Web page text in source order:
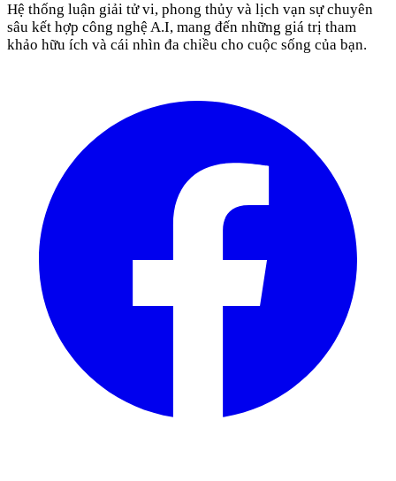
Hệ thống luận giải tử vi, phong thủy và lịch vạn sự chuyên
sâu kết hợp công nghệ A.I, mang đến những giá trị tham
khảo hữu ích và cái nhìn đa chiều cho cuộc sống của bạn.